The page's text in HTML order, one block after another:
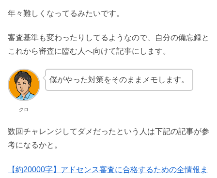
年々難しくなってるみたいです。
審査基準も変わったりしてるようなので、自分の備忘録と
これから審査に臨む人へ向けて記事にします。
クロ
僕がやった対策をそのままメモします。
数回チャレンジしてダメだったという人は下記の記事が参
考になるかと。
【約20000字】アドセンス審査に合格するための全情報ま